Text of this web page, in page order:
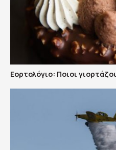
Εορτολόγιο: Ποιοι